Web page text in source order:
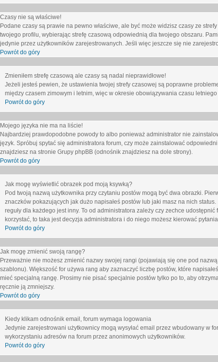
Czasy nie są właściwe!
Podane czasy są prawie na pewno właściwe, ale być może widzisz czasy ze
twojego profilu, wybierając strefę czasową odpowiednią dla twojego obszaru.
jedynie przez użytkowników zarejestrowanych. Jeśli więc jeszcze się nie
Powrót do góry
Zmieniłem strefę czasową ale czasy są nadal nieprawidłowe!
Jeżeli jesteś pewien, że ustawienia twojej strefy czasowej są poprawne
między czasem zimowym i letnim, więc w okresie obowiązywania czasu
Powrót do góry
Mojego języka nie ma na liście!
Najbardziej prawdopodobne powody to albo ponieważ administrator nie
język. Spróbuj spytać się administratora forum, czy może zainstalować
znajdziesz na stronie Grupy phpBB (odnośnik znajdziesz na dole strony).
Powrót do góry
Jak mogę wyświetlić obrazek pod moją ksywką?
Pod twoją nazwą użytkownika przy czytaniu postów mogą być dwa obrazki.
znaczków pokazujących jak dużo napisałeś postów lub jaki masz na nich
reguły dla każdego jest inny. To od administratora zależy czy zechce
korzystać, to taka jest decyzja administratora i do niego możesz kierować
Powrót do góry
Jak mogę zmienić swoją rangę?
Przeważnie nie możesz zmienić nazwy swojej rangi (pojawiają się one pod
szablonu). Większość for używa rang aby zaznaczyć liczbę postów, które
mieć specjalną rangę. Prosimy nie pisać specjalnie postów tylko po to, aby
ręcznie ją zmniejszy.
Powrót do góry
Kiedy klikam odnośnik email, forum wymaga logowania
Jedynie zarejestrowani użytkownicy mogą wysyłać email przez wbudowany w
wykorzystaniu adresów na forum przez anonimowych użytkowników.
Powrót do góry